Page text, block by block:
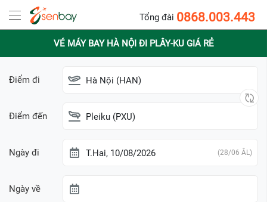
Tổng đài 0868.003.443
VÉ MÁY BAY HÀ NỘI ĐI PLÂY-KU GIÁ RẺ
Điểm đi Hà Nội (HAN)
Điểm đến Pleiku (PXU)
Ngày đi T.Hai, 10/08/2026 (28/06 ÂL)
Ngày về